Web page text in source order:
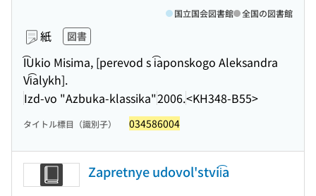
紙 図書
I͡Ukio Misima, [perevod s i͡aponskogo Aleksandra
Vi͡alykh].
Izd-vo "Azbuka-klassika"2006.<KH348-B55>
国立国会図書館 全国の図書館
タイトル標目（識別子） 034586004
Zapretnye udovol'stvii͡a